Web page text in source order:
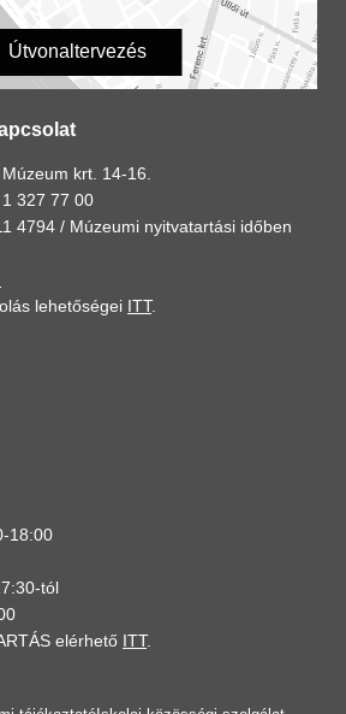
Útvonaltervezés
krt. 14-16.
327 77 00
4794 / Múzeumi nyitvatartási időben
lehetőségei ITT.
18:00
tól
elérhető ITT.